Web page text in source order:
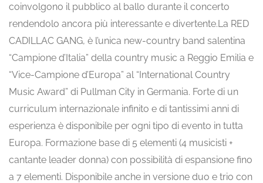
coinvolgono il pubblico al ballo durante il concerto
rendendolo ancora più interessante e divertente.La RED
CADILLAC GANG, è l’unica new-country band salentina
“Campione d’Italia” della country music a Reggio Emilia e
“Vice-Campione d’Europa” al “International Country
Music Award” di Pullman City in Germania. Forte di un
curriculum internazionale infinito e di tantissimi anni di
esperienza è disponibile per ogni tipo di evento in tutta
Europa. Formazione base di 5 elementi (4 musicisti +
cantante leader donna) con possibilità di espansione fino
a 7 elementi. Disponibile anche in versione duo e trio con